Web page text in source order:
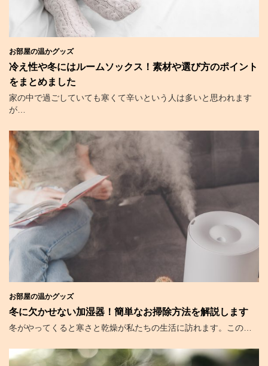
お部屋の温かグッズ
冷え性や冬にはルームソックス！素材や選び方のポイント
をまとめました
家の中で過ごしていても寒くて辛いという人は多いと思われます
が…
お部屋の温かグッズ
冬に欠かせない加湿器！簡単なお掃除方法を解説します
冬がやってくると寒さと乾燥が私たちの生活に訪れます。この…